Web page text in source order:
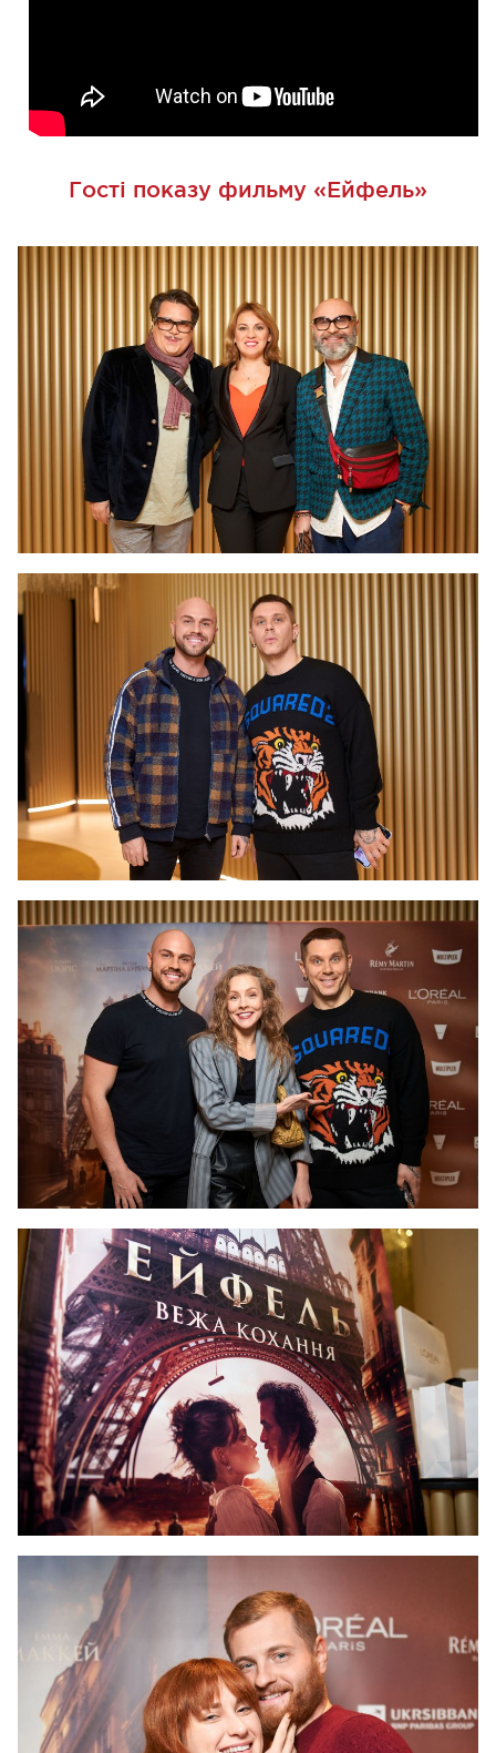
Гості показу фильму «Ейфель»